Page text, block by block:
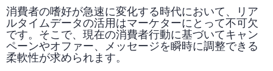
消費者の嗜好が急速に変化する時代において、リア
ルタイムデータの活用はマーケターにとって不可欠
です。そこで、現在の消費者行動に基づいてキャン
ペーンやオファー、メッセージを瞬時に調整できる
柔軟性が求められます。